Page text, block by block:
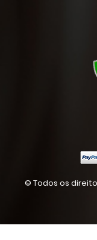
© Todos os